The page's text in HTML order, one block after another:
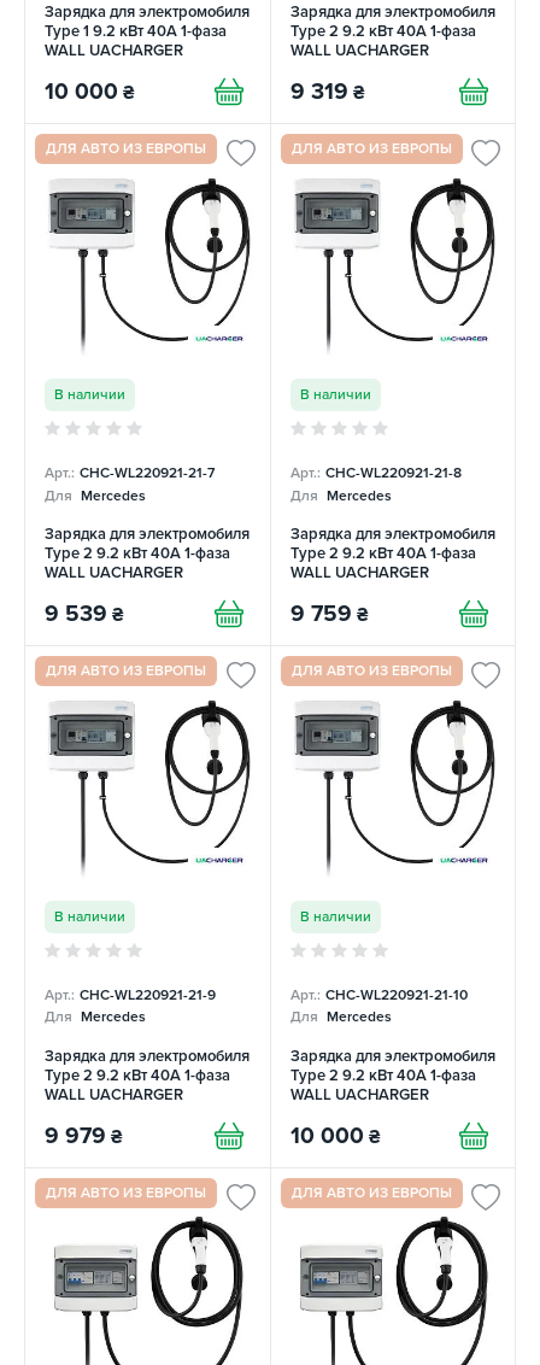
Зарядка для электромобиля
Type 1 9.2 кВт 40А 1-фаза
WALL UACHARGER
10 000 ₴
Зарядка для электромобиля
Type 2 9.2 кВт 40А 1-фаза
WALL UACHARGER
9 319 ₴
ДЛЯ АВТО ИЗ ЕВРОПЫ
В наличии
Арт.: CHC-WL220921-21-7
Для Mercedes
Зарядка для электромобиля
Type 2 9.2 кВт 40А 1-фаза
WALL UACHARGER
9 539 ₴
ДЛЯ АВТО ИЗ ЕВРОПЫ
В наличии
Арт.: CHC-WL220921-21-8
Для Mercedes
Зарядка для электромобиля
Type 2 9.2 кВт 40А 1-фаза
WALL UACHARGER
9 759 ₴
ДЛЯ АВТО ИЗ ЕВРОПЫ
В наличии
Арт.: CHC-WL220921-21-9
Для Mercedes
Зарядка для электромобиля
Type 2 9.2 кВт 40А 1-фаза
WALL UACHARGER
9 979 ₴
ДЛЯ АВТО ИЗ ЕВРОПЫ
В наличии
Арт.: CHC-WL220921-21-10
Для Mercedes
Зарядка для электромобиля
Type 2 9.2 кВт 40А 1-фаза
WALL UACHARGER
10 000 ₴
ДЛЯ АВТО ИЗ ЕВРОПЫ ДЛЯ АВТО ИЗ ЕВРОПЫ